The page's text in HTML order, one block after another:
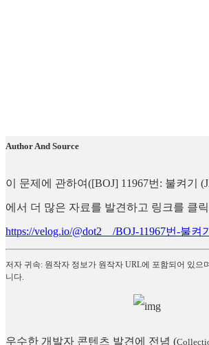
Author And Source
이 문제에 관하여([BOJ] 11967번: 불켜기
에서 더 많은 자료를 발견하고 링크를 클
https://velog.io/@dot2__/BOJ-11967번-불켜
저자 귀속: 원작자 정보가 원작자 URL에 포함되어 있으
니다.
우수한 개발자 콘텐츠 발견에 전념 (